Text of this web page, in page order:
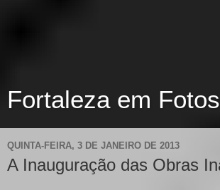
Fortaleza em
QUINTA-FEIRA, 3 DE JANEIRO DE 2013
A Inauguração das Obras